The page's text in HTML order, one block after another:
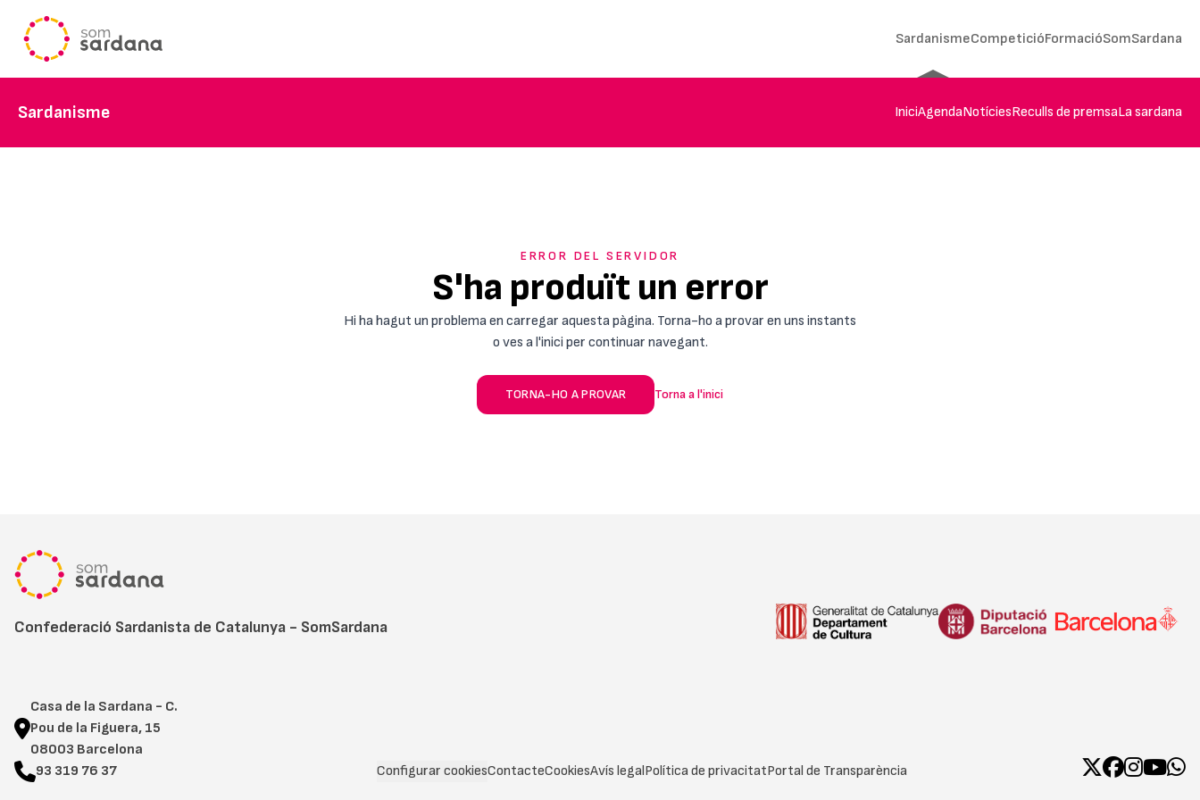
SardanismeCompeticióFormacióSomSardana
Sardanisme IniciAgendaNotíciesReculls de premsaLa sardana
ERROR DEL SERVIDOR
S'ha produït un error
Hi ha hagut un problema en carregar aquesta pàgina. Torna-ho a provar en uns instants
o ves a l'inici per continuar navegant.
TORNA-HO A PROVAR Torna a l'inici
Confederació Sardanista de Catalunya - SomSardana
Casa de la Sardana - C.
Pou de la Figuera, 15
08003 Barcelona
93 319 76 37
Configurar cookiesContacteCookiesAvís legalPolítica de privacitatPortal de Transparència